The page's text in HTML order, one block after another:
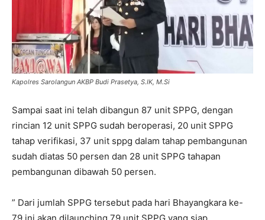
Kapolres Sarolangun AKBP Budi Prasetya, S.IK, M.Si
Sampai saat ini telah dibangun 87 unit SPPG, dengan
rincian 12 unit SPPG sudah beroperasi, 20 unit SPPG
tahap verifikasi, 37 unit sppg dalam tahap pembangunan
sudah diatas 50 persen dan 28 unit SPPG tahapan
pembangunan dibawah 50 persen.
” Dari jumlah SPPG tersebut pada hari Bhayangkara ke-